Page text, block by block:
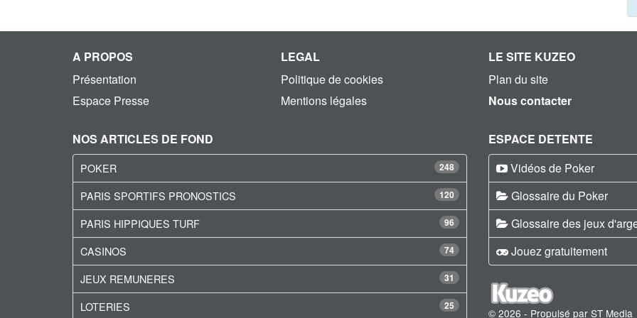
A PROPOS
Présentation
Espace Presse
LEGAL
Politique de cookies
Mentions légales
LE SITE KUZEO
Plan du site
Nous contacter
NOS ARTICLES DE FOND
248
POKER
120
PARIS SPORTIFS PRONOSTICS
96
PARIS HIPPIQUES TURF
74
CASINOS
31
JEUX REMUNERES
25
LOTERIES
ESPACE DETENTE
Vidéos de Poker
Glossaire du Poker
Glossaire des jeux
Jouez gratuitement
© 2026 - Propulsé par ST Media